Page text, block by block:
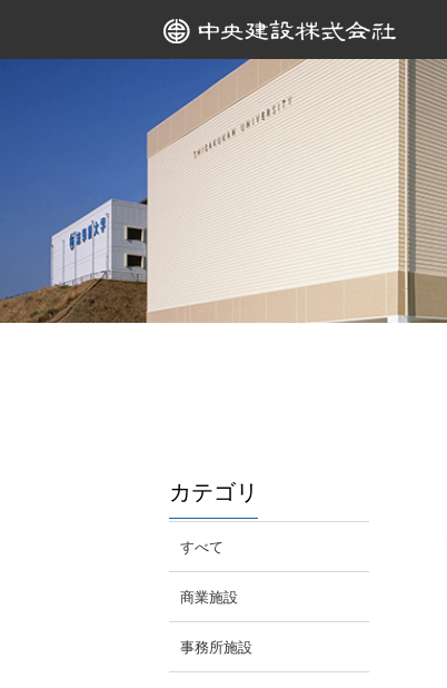
カテゴリ
すべて
商業施設
事務所施設